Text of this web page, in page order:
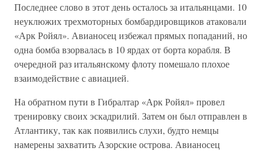
Последнее слово в этот день осталось за итальянцами. 10
неуклюжих трехмоторных бомбардировщиков атаковали
«Арк Ройял». Авианосец избежал прямых попаданий, но
одна бомба взорвалась в 10 ярдах от борта корабля. В
очередной раз итальянскому флоту помешало плохое
взаимодействие с авиацией.
На обратном пути в Гибралтар «Арк Ройял» провел
тренировку своих эскадрилий. Затем он был отправлен в
Атлантику, так как появились слухи, будто немцы
намерены захватить Азорские острова. Авианосец